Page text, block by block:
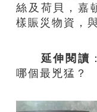
絲及荷貝，嘉
樣賑災物資，
延伸閱讀
哪個最兇猛？